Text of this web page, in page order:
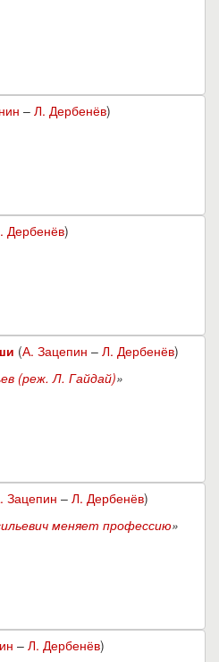
– Л. Дербенёв)
Дербенёв)
(А. Зацепин – Л. Дербенёв)
(реж. Л. Гайдай)»
Зацепин – Л. Дербенёв)
меняет профессию»
– Л. Дербенёв)